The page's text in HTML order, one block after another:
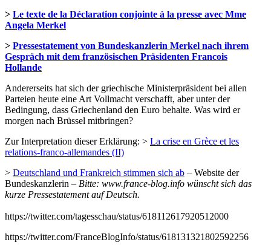
> Le texte de la Déclaration conjointe à la presse avec Mme
Angela Merkel
> Pressestatement von Bundeskanzlerin Merkel nach ihrem
Gespräch mit dem französischen Präsidenten Francois
Hollande
Andererseits hat sich der griechische Ministerpräsident bei allen
Parteien heute eine Art Vollmacht verschafft, aber unter der
Bedingung, dass Griechenland den Euro behalte. Was wird er
morgen nach Brüssel mitbringen?
Zur Interpretation dieser Erklärung: > La crise en Grèce et les
relations-franco-allemandes (II)
> Deutschland und Frankreich stimmen sich ab – Website der
Bundeskanzlerin – Bitte: www.france-blog.info wünscht sich das
kurze Pressestatement auf Deutsch.
https://twitter.com/tagesschau/status/618112617920512000
https://twitter.com/FranceBlogInfo/status/618131321802592256